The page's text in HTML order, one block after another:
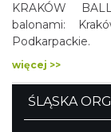
KRAKÓW BALLOON
balonami:
Podkarpackie.
więcej >>
ŚLĄSKA